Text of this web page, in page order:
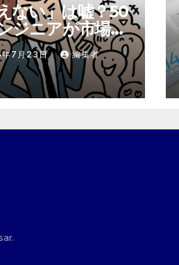
ない」は嘘？50
ジニアが市場で
モテ」になるた
個の強み
7月23日 編集者
.